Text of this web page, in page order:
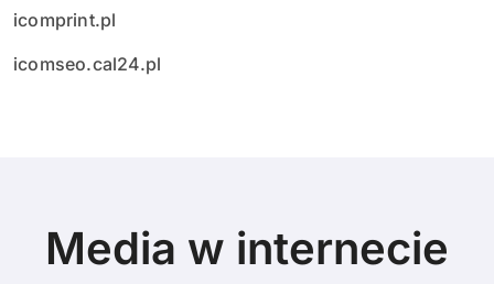
icomprint.pl
icomseo.cal24.pl
Media w internecie